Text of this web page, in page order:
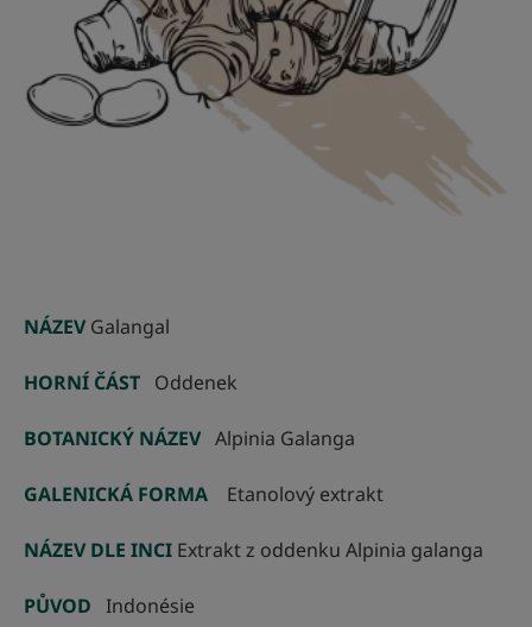
NÁZEV Galangal
HORNÍ ČÁST Oddenek
BOTANICKÝ NÁZEV Alpinia Galanga
GALENICKÁ FORMA Etanolový extrakt
NÁZEV DLE INCI Extrakt z oddenku Alpinia galanga
PŮVOD Indonésie